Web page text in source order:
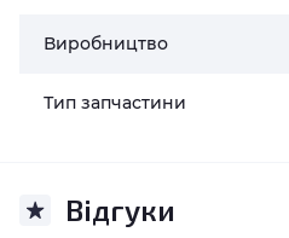
Виробництво
Тип запчастини
Відгуки